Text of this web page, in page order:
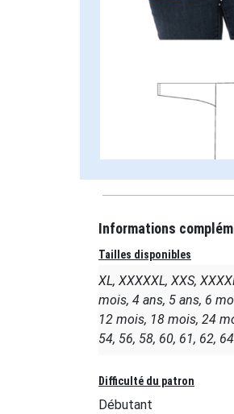
Informations
Tailles disponibles
XL, XXXXXL, XXS,
mois, 4 ans, 5 ans, 6
12 mois, 18 mois, 24
54, 56, 58, 60, 61, 62, 64
Difficulté du patron
Débutant